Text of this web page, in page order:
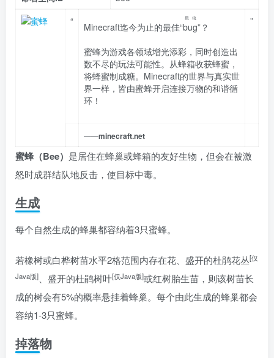
“
Minecraft迄今为止的最佳“bug
昆虫
”？
蜜蜂为游戏各领域增光添彩，同时创造出
数不尽的玩法可能性。从蜂箱收获蜂蜜，
将蜂蜜制成糖。Minecraft的世界与真实世
界一样，皆由蜜蜂开启连接万物的和谐循
环！
”
——minecraft.net
蜜蜂（Bee） 是居住在蜂巢或蜂箱的友好生物，但会在被激
怒时成群结队地反击，使目标中毒。
生成
每个自然生成的蜂巢都容纳着3只蜜蜂。
若橡树或白桦树苗水平2格范围内存在花、盛开的杜鹃花丛[仅
Java版]、盛开的杜鹃树叶[仅Java版]或红树胎生苗，则该树苗长
成的树会有5%的概率悬挂着蜂巢。每个由此生成的蜂巢都会
容纳1-3只蜜蜂。
掉落物